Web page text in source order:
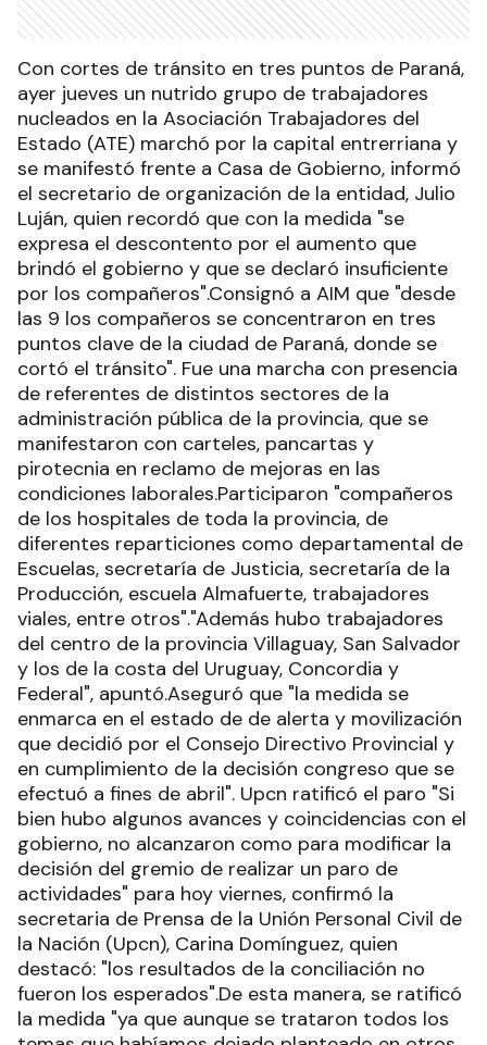
Con cortes de tránsito en tres puntos de Paraná,
ayer jueves un nutrido grupo de trabajadores
nucleados en la Asociación Trabajadores del
Estado (ATE) marchó por la capital entrerriana y
se manifestó frente a Casa de Gobierno, informó
el secretario de organización de la entidad, Julio
Luján, quien recordó que con la medida "se
expresa el descontento por el aumento que
brindó el gobierno y que se declaró insuficiente
por los compañeros".Consignó a AIM que "desde
las 9 los compañeros se concentraron en tres
puntos clave de la ciudad de Paraná, donde se
cortó el tránsito". Fue una marcha con presencia
de referentes de distintos sectores de la
administración pública de la provincia, que se
manifestaron con carteles, pancartas y
pirotecnia en reclamo de mejoras en las
condiciones laborales.Participaron "compañeros
de los hospitales de toda la provincia, de
diferentes reparticiones como departamental de
Escuelas, secretaría de Justicia, secretaría de la
Producción, escuela Almafuerte, trabajadores
viales, entre otros"."Además hubo trabajadores
del centro de la provincia Villaguay, San Salvador
y los de la costa del Uruguay, Concordia y
Federal", apuntó.Aseguró que "la medida se
enmarca en el estado de de alerta y movilización
que decidió por el Consejo Directivo Provincial y
en cumplimiento de la decisión congreso que se
efectuó a fines de abril". Upcn ratificó el paro "Si
bien hubo algunos avances y coincidencias con el
gobierno, no alcanzaron como para modificar la
decisión del gremio de realizar un paro de
actividades" para hoy viernes, confirmó la
secretaria de Prensa de la Unión Personal Civil de
la Nación (Upcn), Carina Domínguez, quien
destacó: "los resultados de la conciliación no
fueron los esperados".De esta manera, se ratificó
la medida "ya que aunque se trataron todos los